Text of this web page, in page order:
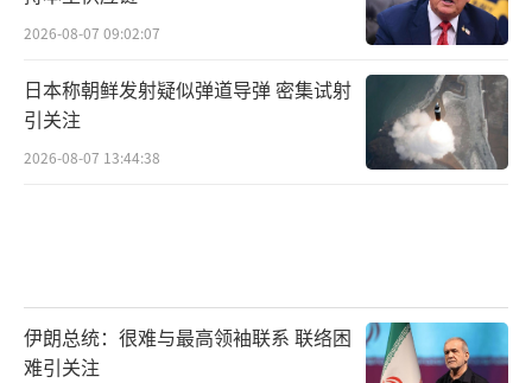
2026-08-07 09:02:07
日本称朝鲜发射疑似弹道导弹 密集试射
引关注
2026-08-07 13:44:38
伊朗总统：很难与最高领袖联系 联络困
难引关注